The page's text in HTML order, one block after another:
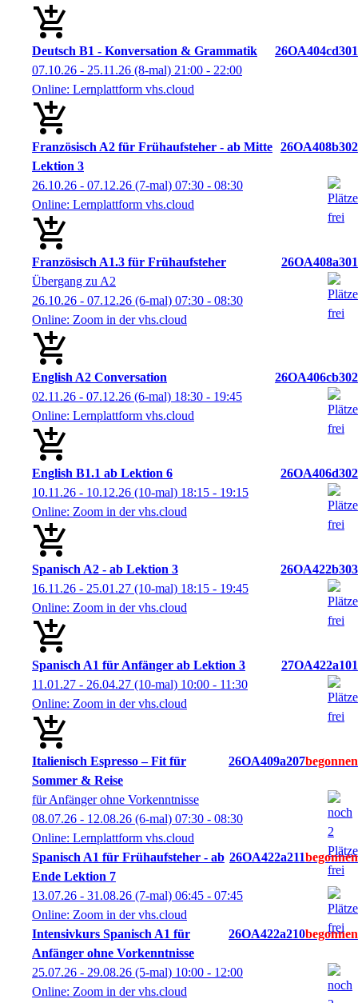
Italienisch Espresso – Fit für
Sommer & Reise
26OA409a207
für Anfänger ohne Vorkenntnisse
08.07.26 - 12.08.26 (6-mal) 07:30 - 08:30
Online: Lernplattform vhs.cloud
Spanisch A1 für Frühaufsteher - ab
Ende Lektion 7
26OA422a211
13.07.26 - 31.08.26 (7-mal) 06:45 - 07:45
Online: Zoom in der vhs.cloud
Intensivkurs Spanisch A1 für
Anfänger ohne Vorkenntnisse
26OA422a210
25.07.26 - 29.08.26 (5-mal) 10:00 - 12:00
Online: Zoom in der vhs.cloud
Deutsch B1 - Konversation & Grammatik
26OA404cd301
07.10.26 - 25.11.26 (8-mal) 21:00 - 22:00
Online: Lernplattform vhs.cloud
Französisch A2 für Frühaufsteher - ab Mitte
Lektion 3
26OA408b302
26.10.26 - 07.12.26 (7-mal) 07:30 - 08:30
Online: Lernplattform vhs.cloud
Französisch A1.3 für Frühaufsteher
26OA408a301
Übergang zu A2
26.10.26 - 07.12.26 (6-mal) 07:30 - 08:30
Online: Zoom in der vhs.cloud
English A2 Conversation
26OA406cb302
02.11.26 - 07.12.26 (6-mal) 18:30 - 19:45
Online: Lernplattform vhs.cloud
English B1.1 ab Lektion 6
26OA406d302
10.11.26 - 10.12.26 (10-mal) 18:15 - 19:15
Online: Zoom in der vhs.cloud
Spanisch A2 - ab Lektion 3
26OA422b303
16.11.26 - 25.01.27 (10-mal) 18:15 - 19:45
Online: Zoom in der vhs.cloud
Spanisch A1 für Anfänger ab Lektion 3
27OA422a101
11.01.27 - 26.04.27 (10-mal) 10:00 - 11:30
Online: Zoom in der vhs.cloud